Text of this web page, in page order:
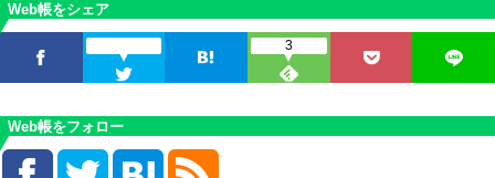
Web帳をシェア
3
Web帳をフォロー